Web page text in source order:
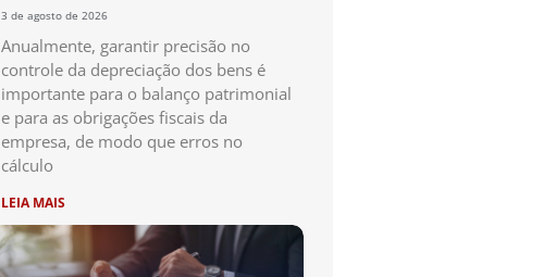
3 de agosto de 2026
Anualmente, garantir precisão no
controle da depreciação dos bens é
importante para o balanço patrimonial
e para as obrigações fiscais da
empresa, de modo que erros no
cálculo
LEIA MAIS